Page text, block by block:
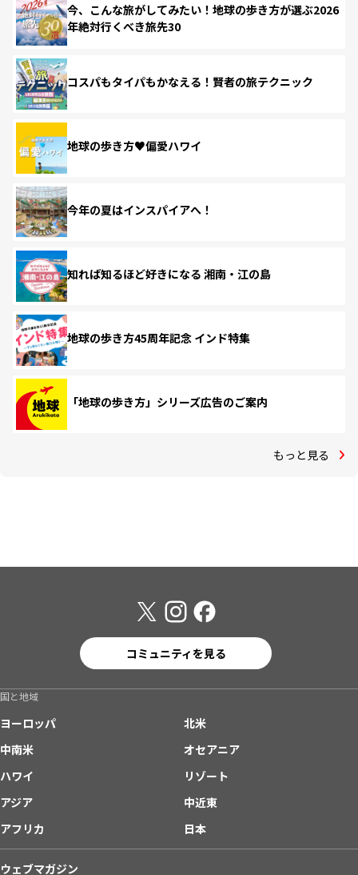
今、こんな旅がしてみたい！地球の歩き方が選ぶ2026
年絶対行くべき旅先30
コスパもタイパもかなえる！賢者の旅テクニック
地球の歩き方♥偏愛ハワイ
今年の夏はインスパイアへ！
知れば知るほど好きになる 湘南・江の島
地球の歩き方45周年記念 インド特集
「地球の歩き方」シリーズ広告のご案内
もっと見る
コミュニティを見る
国と地域
ヨーロッパ
北米
中南米
オセアニア
ハワイ
リゾート
アジア
中近東
アフリカ
日本
ウェブマガジン